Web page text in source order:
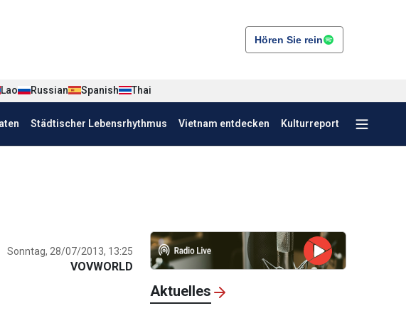
Hören Sie rein
Lao Russian Spanish Thai
Städtischer Lebensrhythmus Vietnam entdecken Kulturreport
Sonntag, 28/07/2013, 13:25
VOVWORLD
Aktuelles